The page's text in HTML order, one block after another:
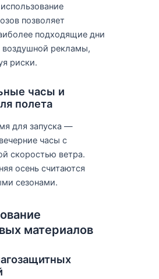
позволяет
подходящие дни
воздушной рекламы,
риски.
часы и
полета
для запуска —
часы с
скоростью ветра.
осень считаются
сезонами.
материалов